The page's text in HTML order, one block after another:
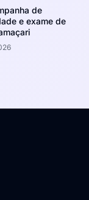
de
e exame de